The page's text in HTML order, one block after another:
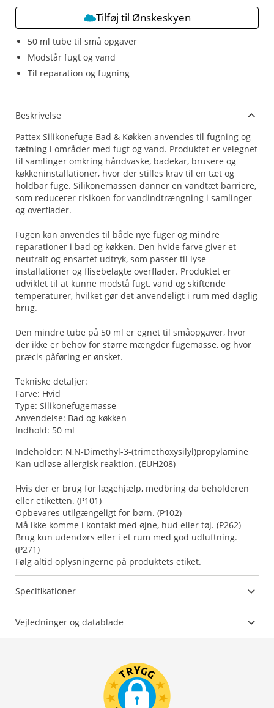
50 ml tube til små opgaver
Modstår fugt og vand
Til reparation og fugning
Tilføj til Ønskeskyen
Beskrivelse
Pattex Silikonefuge Bad & Køkken anvendes til fugning og
tætning i områder med fugt og vand. Produktet er velegnet
til samlinger omkring håndvaske, badekar, brusere og
køkkeninstallationer, hvor der stilles krav til en tæt og
holdbar fuge. Silikonemassen danner en vandtæt barriere,
som reducerer risikoen for vandindtrængning i samlinger
og overflader.
Fugen kan anvendes til både nye fuger og mindre
reparationer i bad og køkken. Den hvide farve giver et
neutralt og ensartet udtryk, som passer til lyse
installationer og flisebelagte overflader. Produktet er
udviklet til at kunne modstå fugt, vand og skiftende
temperaturer, hvilket gør det anvendeligt i rum med daglig
brug.
Den mindre tube på 50 ml er egnet til småopgaver, hvor
der ikke er behov for større mængder fugemasse, og hvor
præcis påføring er ønsket.
Tekniske detaljer:
Farve: Hvid
Type: Silikonefugemasse
Anvendelse: Bad og køkken
Indhold: 50 ml
Indeholder: N,N-Dimethyl-3-(trimethoxysilyl)propylamine
Kan udløse allergisk reaktion. (EUH208)
Hvis der er brug for lægehjælp, medbring da beholderen
eller etiketten. (P101)
Opbevares utilgængeligt for børn. (P102)
Må ikke komme i kontakt med øjne, hud eller tøj. (P262)
Brug kun udendørs eller i et rum med god udluftning.
(P271)
Følg altid oplysningerne på produktets etiket.
Specifikationer
Vejledninger og datablade